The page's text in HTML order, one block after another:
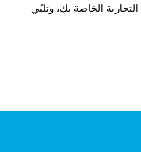
الخاصة بك، وتلبّي